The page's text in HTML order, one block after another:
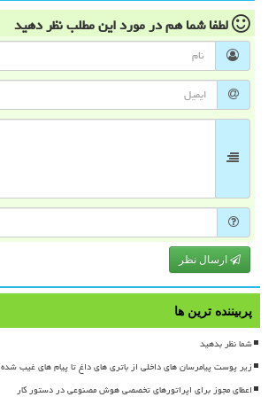
لطفا شما همدر مورد این مطلبنظر دهید
ارسال نظر
پربیننده ترین ها
شما نظر بدهید
زیر پوست پیامرسان های داخلی از باتری های داغ تا پیام های غیب شده
اعطای مجوز برای اپراتورهای تخصصی هوش مصنوعی در دستور کار